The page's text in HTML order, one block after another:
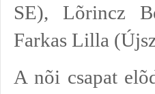
SE), Lõrincz
Farkas Lilla
A nõi csapat